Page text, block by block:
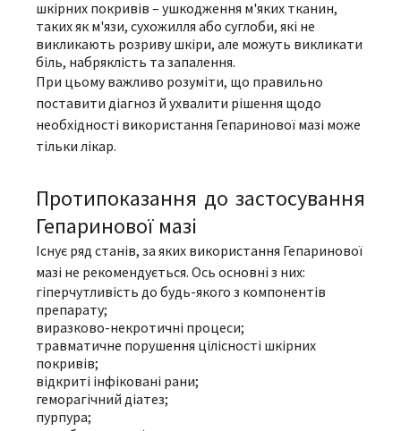
шкірних покривів – ушкодження м'яких тканин,
таких як м'язи, сухожилля або суглоби, які не
викликають розриву шкіри, але можуть викликати
біль, набряклість та запалення.
При цьому важливо розуміти, що правильно
поставити діагноз й ухвалити рішення щодо
необхідності використання Гепаринової мазі може
тільки лікар.
Протипоказання до застосування
Гепаринової мазі
Існує ряд станів, за яких використання Гепаринової
мазі не рекомендується. Ось основні з них:
гіперчутливість до будь-якого з компонентів
препарату;
виразково-некротичні процеси;
травматичне порушення цілісності шкірних
покривів;
відкриті інфіковані рани;
геморагічний діатез;
пурпура;